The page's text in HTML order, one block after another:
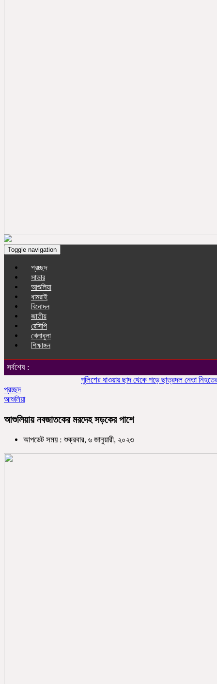
Toggle navigation
প্রচ্ছদ
সাভার
আশুলিয়া
ধামরাই
বিনোদন
জাতীয়
রেসিপি
খেলাধুলা
শিক্ষাঙ্গন
সর্বশেষ :
পুলিশের ধাওয়ায় ছাদ থেকে পড়ে ছাত্রদল নেতা নিহতের
প্রচ্ছদ
আশুলিয়া
আশুলিয়ায় নবজাতকের মরদেহ সড়কের পাশে
আপডেট সময় : শুক্রবার, ৬ জানুয়ারী, ২০২৩